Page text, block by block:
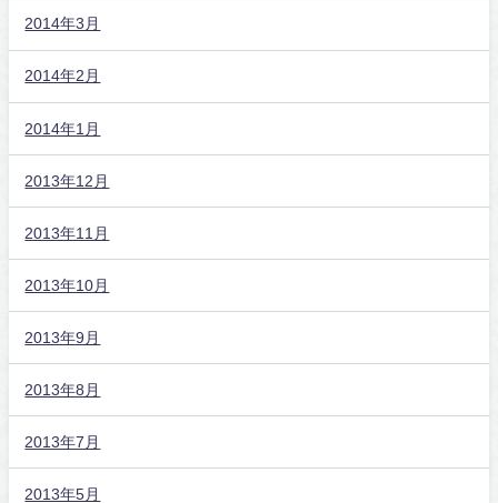
2014年3月
2014年2月
2014年1月
2013年12月
2013年11月
2013年10月
2013年9月
2013年8月
2013年7月
2013年5月